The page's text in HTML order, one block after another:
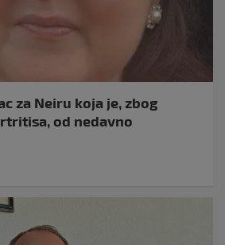
za Neiru koja je, zbog
od nedavno